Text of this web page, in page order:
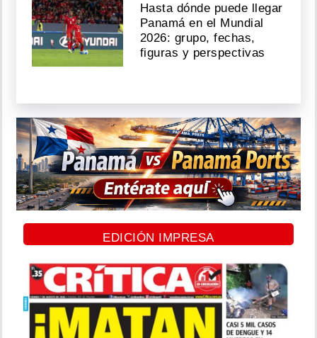
Hasta dónde puede llegar
Panamá en el Mundial
2026: grupo, fechas,
figuras y perspectivas
EDICIÓN IMPRESA